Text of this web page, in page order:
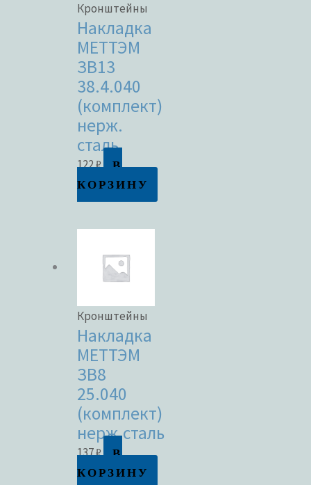
Кронштейны
Накладка
МЕТТЭМ
ЗВ13
38.4.040
(комплект)
нерж.
сталь
122₽
В
КОРЗИНУ
Кронштейны
Накладка
МЕТТЭМ
ЗВ8
25.040
(комплект)
нерж.сталь
137₽
В
КОРЗИНУ